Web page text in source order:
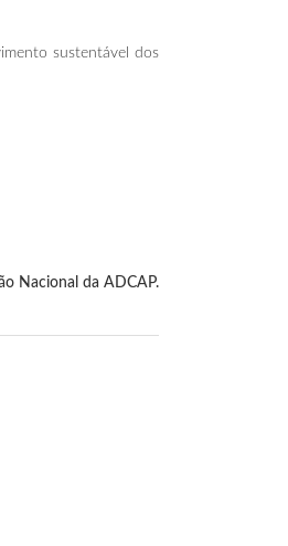
sustentável dos
Nacional da ADCAP.